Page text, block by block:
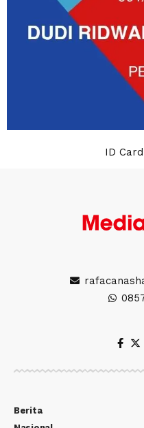
ID
Berita